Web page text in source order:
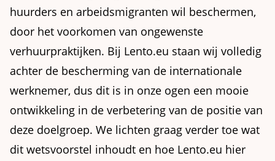
huurders en arbeidsmigranten wil beschermen,
door het voorkomen van ongewenste
verhuurpraktijken. Bij Lento.eu staan wij volledig
achter de bescherming van de internationale
werknemer, dus dit is in onze ogen een mooie
ontwikkeling in de verbetering van de positie van
deze doelgroep. We lichten graag verder toe wat
dit wetsvoorstel inhoudt en hoe Lento.eu hier